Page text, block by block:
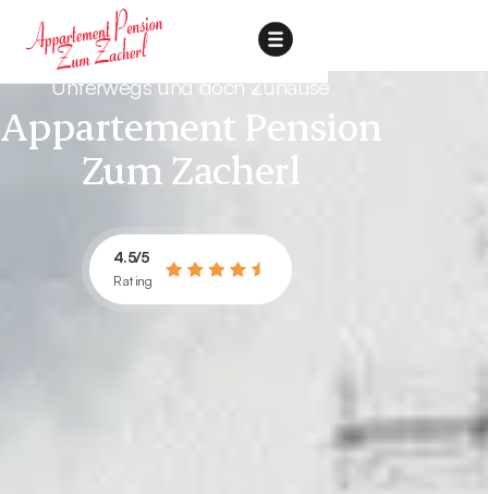
Unterwegs und doch Zuhause
Appartement Pension
Zum Zacherl
4.5/5
Rating